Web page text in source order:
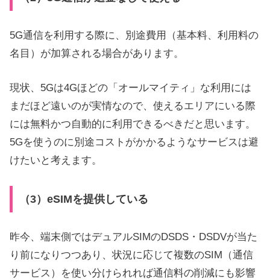
5G通信を利用する際に、別途費用（基本料、利用料の
名目）が加算される場合があります。
現状、5Gは4Gほどの「オールマイティ」な利用には
まだほど遠いのが実情なので、使えるエリアにいる際
には無料かつ自動的に利用できるべきだと思います。
5Gを使うのに別途コストがかかるようなサービスは避
けたいと考えます。
（3）eSIMを提供している
昨今、端末側ではデュアルSIMのDSDS・DSDVが当た
り前になりつつあり、状況に応じて複数のSIM（通信
サービス）を使い分けられれば通信料の削減にも影響